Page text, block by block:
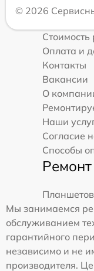
© 2026
Стоимость
Оплата и
Контакты
Вакансии
О
Наши
Согласие
Способы
Ремонт
Планшетов
Мы занимаемся
обслуживанием
гарантийного
независимо и не
производителя.